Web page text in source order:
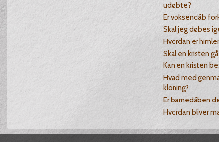
udøbte?
Er voksendåb
Skal jeg døbes
Hvordan er
Skal en kristen
Kan en kristen
Hvad med
kloning?
Er barnedåben
Hvordan bliver